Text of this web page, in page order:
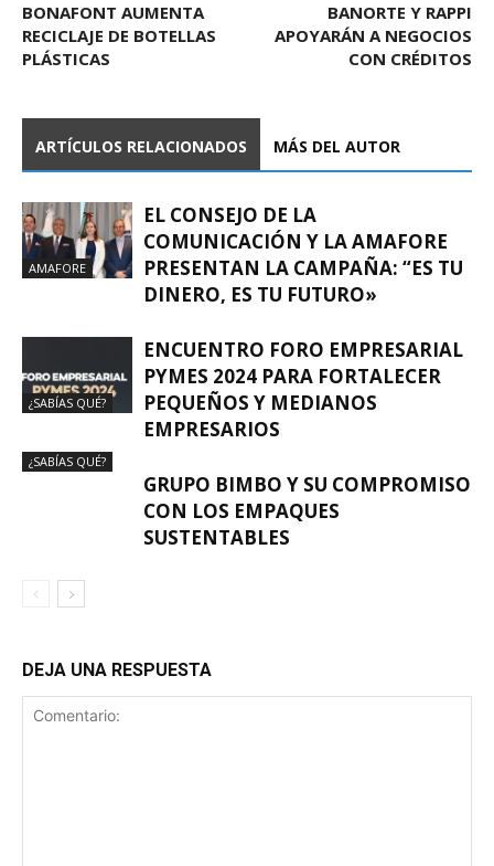
BONAFONT AUMENTA
RECICLAJE DE BOTELLAS
PLÁSTICAS
BANORTE Y RAPPI
APOYARÁN A NEGOCIOS
CON CRÉDITOS
ARTÍCULOS RELACIONADOS MÁS DEL AUTOR
AMAFORE
EL CONSEJO DE LA
COMUNICACIÓN Y LA AMAFORE
PRESENTAN LA CAMPAÑA: “ES TU
DINERO, ES TU FUTURO»
¿SABÍAS QUÉ?
ENCUENTRO FORO EMPRESARIAL
PYMES 2024 PARA FORTALECER
PEQUEÑOS Y MEDIANOS
EMPRESARIOS
¿SABÍAS QUÉ?
GRUPO BIMBO Y SU COMPROMISO
CON LOS EMPAQUES
SUSTENTABLES
DEJA UNA RESPUESTA